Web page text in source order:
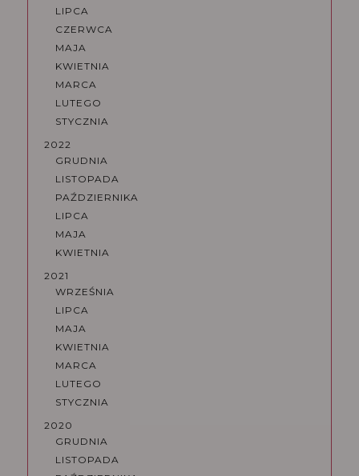
LIPCA
CZERWCA
MAJA
KWIETNIA
MARCA
LUTEGO
STYCZNIA
2022
GRUDNIA
LISTOPADA
PAŹDZIERNIKA
LIPCA
MAJA
KWIETNIA
2021
WRZEŚNIA
LIPCA
MAJA
KWIETNIA
MARCA
LUTEGO
STYCZNIA
2020
GRUDNIA
LISTOPADA